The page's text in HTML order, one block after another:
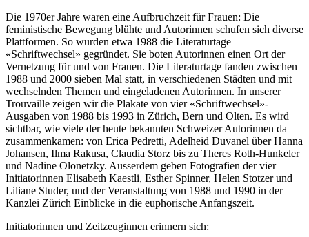
Die 1970er Jahre waren eine Aufbruchzeit für Frauen: Die
feministische Bewegung blühte und Autorinnen schufen sich diverse
Plattformen. So wurden etwa 1988 die Literaturtage
«Schriftwechsel» gegründet. Sie boten Autorinnen einen Ort der
Vernetzung für und von Frauen. Die Literaturtage fanden zwischen
1988 und 2000 sieben Mal statt, in verschiedenen Städten und mit
wechselnden Themen und eingeladenen Autorinnen. In unserer
Trouvaille zeigen wir die Plakate von vier «Schriftwechsel»-
Ausgaben von 1988 bis 1993 in Zürich, Bern und Olten. Es wird
sichtbar, wie viele der heute bekannten Schweizer Autorinnen da
zusammenkamen: von Erica Pedretti, Adelheid Duvanel über Hanna
Johansen, Ilma Rakusa, Claudia Storz bis zu Theres Roth-Hunkeler
und Nadine Olonetzky. Ausserdem geben Fotografien der vier
Initiatorinnen Elisabeth Kaestli, Esther Spinner, Helen Stotzer und
Liliane Studer, und der Veranstaltung von 1988 und 1990 in der
Kanzlei Zürich Einblicke in die euphorische Anfangszeit.
Initiatorinnen und Zeitzeuginnen erinnern sich: